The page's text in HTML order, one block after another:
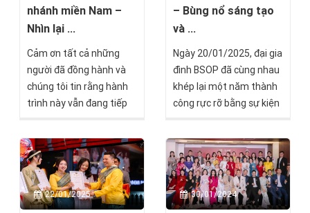
đấu không bao giờ khuất
phục.
nhánh miền Nam –
Nhìn lại ...
Cảm ơn tất cả những
người đã đồng hành và
chúng tôi tin rằng hành
trình này vẫn đang tiếp
nghĩa hơn phía trước.
– Bùng nổ sáng tạo
và ...
Ngày 20/01/2025, đại gia
đình BSOP đã cùng nhau
khép lại một năm thành
công rực rỡ bằng sự kiện
chủ đề đầy ý nghĩa: "SẮC
VIỆT ĐỒNG TÂM - BẮC
SƠN VƯƠN TẦM TỨ HẢI"
tại 3 miền Bắc - Trung -
Nam.
22/01/2025 30/01/2024